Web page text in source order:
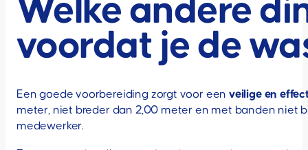
Welke andere
voordat je de
Een goede voorbereiding zorgt voor een veilige en
meter, niet breder dan 2,00 meter en met banden niet
medewerker.